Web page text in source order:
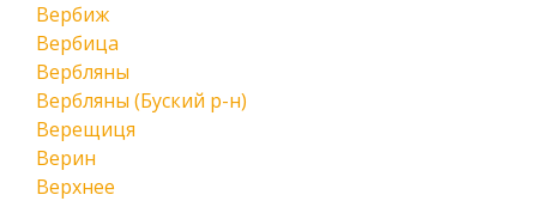
Вербиж
Вербица
Вербляны
Вербляны (Буский р-н)
Верещиця
Верин
Верхнее